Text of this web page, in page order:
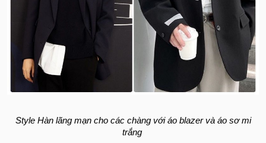
Style Hàn lãng mạn cho các chàng với áo blazer và áo sơ mi
trắng